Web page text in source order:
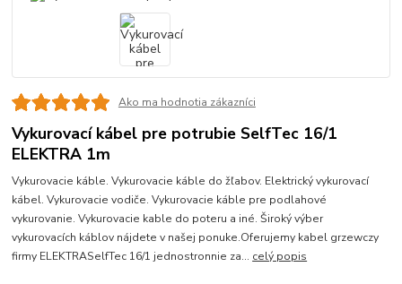
Ako ma hodnotia zákazníci
Vykurovací kábel pre potrubie SelfTec 16/1
ELEKTRA 1m
Vykurovacie káble. Vykurovacie káble do žľabov. Elektrický vykurovací
kábel. Vykurovacie vodiče. Vykurovacie káble pre podlahové
vykurovanie. Vykurovacie kable do poteru a iné. Široký výber
vykurovacích káblov nájdete v našej ponuke.Oferujemy kabel grzewczy
firmy ELEKTRASelfTec 16/1 jednostronnie za... celý popis